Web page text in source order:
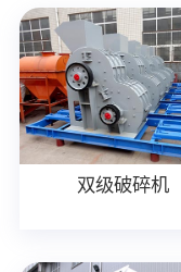
双级破碎机